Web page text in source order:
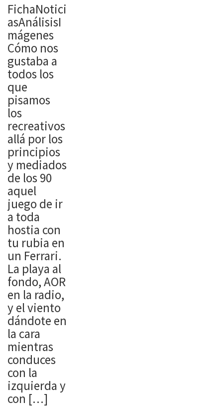
FichaNotici
asAnálisisI
mágenes
Cómo nos
gustaba a
todos los
que
pisamos
los
recreativos
allá por los
principios
y mediados
de los 90
aquel
juego de ir
a toda
hostia con
tu rubia en
un Ferrari.
La playa al
fondo, AOR
en la radio,
y el viento
dándote en
la cara
mientras
conduces
con la
izquierda y
con […]